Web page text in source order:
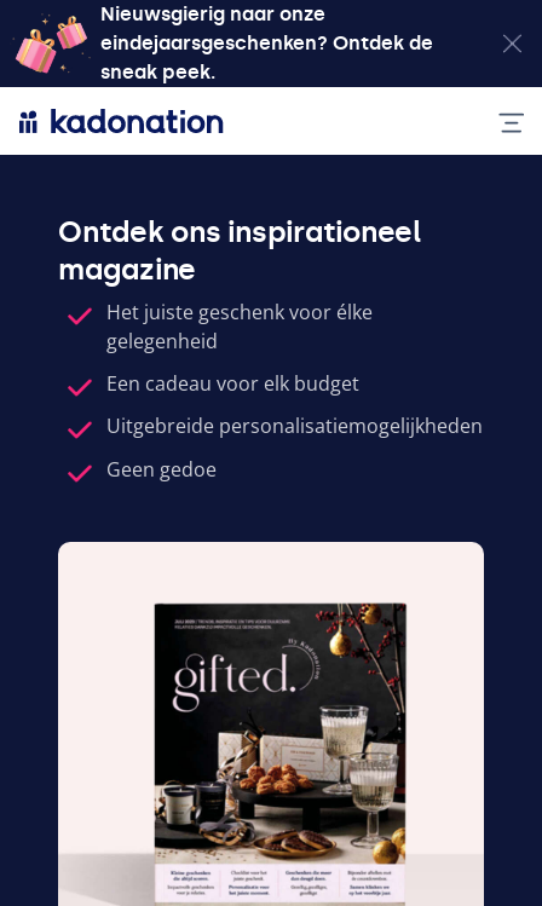
Nieuwsgierig naar onze
eindejaarsgeschenken? Ontdek de
sneak peek.
Ontdek ons inspirationeel
magazine
Het juiste geschenk voor élke
gelegenheid
Een cadeau voor elk budget
Uitgebreide personalisatiemogelijkheden
Geen gedoe